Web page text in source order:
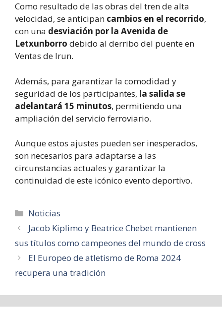
Como resultado de las obras del tren de alta
velocidad, se anticipan cambios en el recorrido,
con una desviación por la Avenida de
Letxunborro debido al derribo del puente en
Ventas de Irun.
Además, para garantizar la comodidad y
seguridad de los participantes, la salida se
adelantará 15 minutos, permitiendo una
ampliación del servicio ferroviario.
Aunque estos ajustes pueden ser inesperados,
son necesarios para adaptarse a las
circunstancias actuales y garantizar la
continuidad de este icónico evento deportivo.
Categorías
Noticias
Jacob Kiplimo y Beatrice Chebet mantienen
sus títulos como campeones del mundo de cross
El Europeo de atletismo de Roma 2024
recupera una tradición